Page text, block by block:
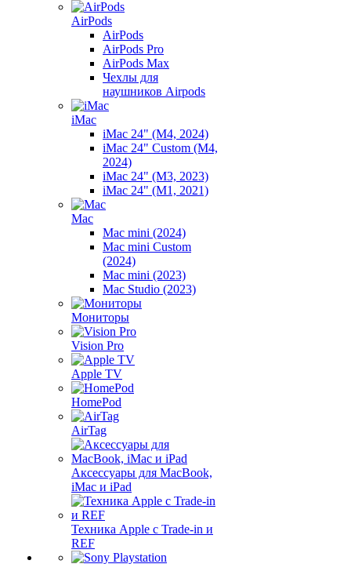
AirPods
AirPods
AirPods Pro
AirPods Max
Чехлы для
наушников Airpods
iMac
iMac 24" (M4, 2024)
iMac 24" Custom (M4,
2024)
iMac 24" (M3, 2023)
iMac 24" (M1, 2021)
Mac
Mac mini (2024)
Mac mini Custom
(2024)
Mac mini (2023)
Mac Studio (2023)
Мониторы
Vision Pro
Apple TV
HomePod
AirTag
Аксессуары для MacBook,
iMac и iPad
Техника Apple с Trade-in и
REF